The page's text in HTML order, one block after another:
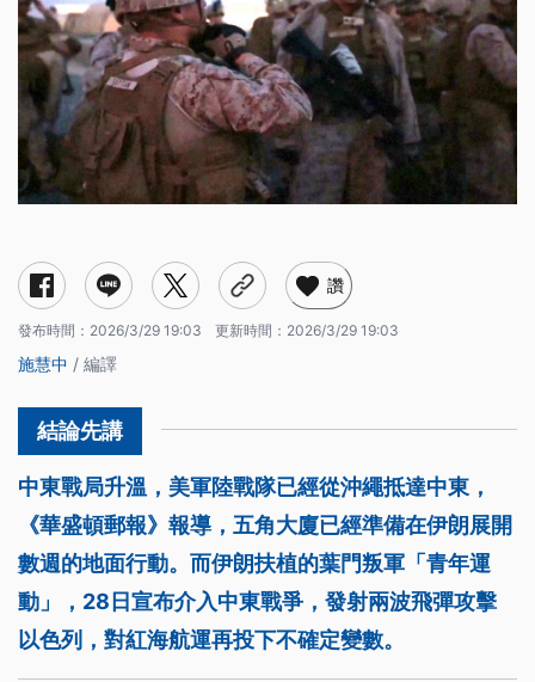
讚
發布時間： 2026/3/29 19:03 更新時間： 2026/3/29 19:03
施慧中 / 編譯
中東戰局升溫，美軍陸戰隊已經從沖繩抵達中東，
《華盛頓郵報》報導，五角大廈已經準備在伊朗展開
數週的地面行動。而伊朗扶植的葉門叛軍「青年運
動」，28日宣布介入中東戰爭，發射兩波飛彈攻擊
以色列，對紅海航運再投下不確定變數。